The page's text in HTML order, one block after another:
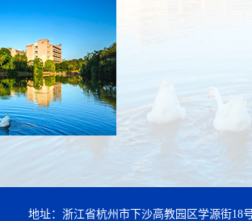
地址：浙江省杭州市下沙高教园区学源